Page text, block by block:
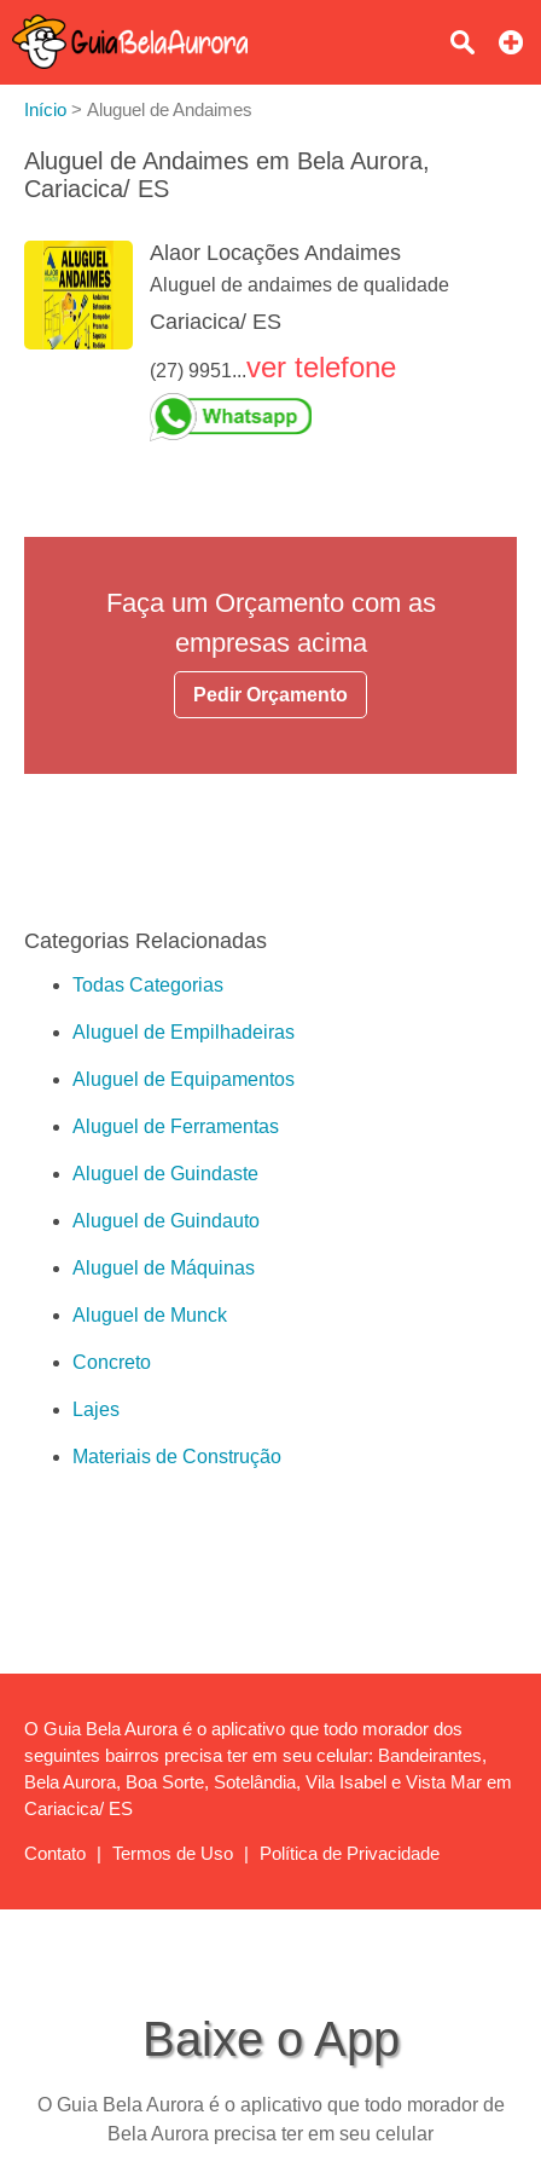
Início > Aluguel de Andaimes
Aluguel de Andaimes em Bela Aurora,
Cariacica/ ES
Alaor Locações Andaimes
Aluguel de andaimes de qualidade
Cariacica/ ES
(27) 9951...ver telefone
Faça um Orçamento com as
empresas acima
Pedir Orçamento
Categorias Relacionadas
Todas Categorias
Aluguel de Empilhadeiras
Aluguel de Equipamentos
Aluguel de Ferramentas
Aluguel de Guindaste
Aluguel de Guindauto
Aluguel de Máquinas
Aluguel de Munck
Concreto
Lajes
Materiais de Construção
O Guia Bela Aurora é o aplicativo que todo morador dos
seguintes bairros precisa ter em seu celular: Bandeirantes,
Bela Aurora, Boa Sorte, Sotelândia, Vila Isabel e Vista Mar em
Cariacica/ ES
Contato | Termos de Uso | Política de Privacidade
Baixe o App
O Guia Bela Aurora é o aplicativo que todo morador de
Bela Aurora precisa ter em seu celular